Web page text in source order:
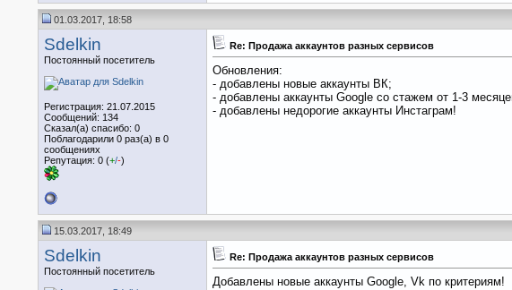
01.03.2017, 18:58
Sdelkin
Постоянный посетитель
Регистрация: 21.07.2015
Сообщений: 134
Сказал(а) спасибо: 0
Поблагодарили 0 раз(а) в 0
сообщениях
Репутация: 0 (+/-)
Re: Продажа аккаунтов разных сервисов
Обновления:
- добавлены новые аккаунты ВК;
- добавлены аккаунты Google со стажем от 1-3
- добавлены недорогие аккаунты Инстаграм!
15.03.2017, 18:49
Sdelkin
Постоянный посетитель
Re: Продажа аккаунтов разных сервисов
Добавлены новые аккаунты Google, Vk по критериям!